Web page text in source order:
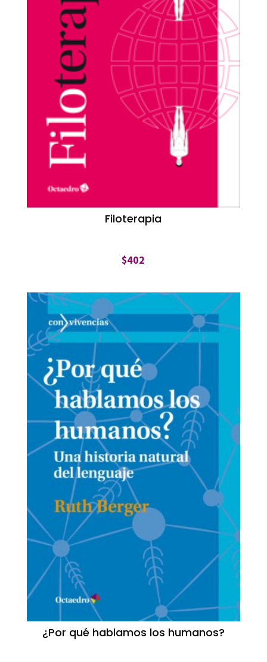
Filoterapia
$402
¿Por qué hablamos los humanos?